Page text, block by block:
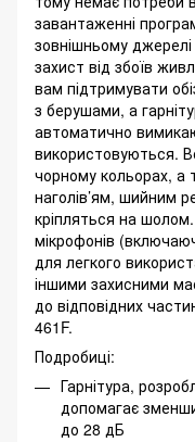
завантаженні
зовнішньому
захист від збоїв
вам підтримувати
з берушами, а
автоматично
використовуються.
чорному кольорах, а
наголів’ям, шийним
кріпляться на
мікрофонів
для легкого
іншими захисними
до відповідних
461F.
Подробиці:
Гарнітура,
допомагає
до 28 дБ